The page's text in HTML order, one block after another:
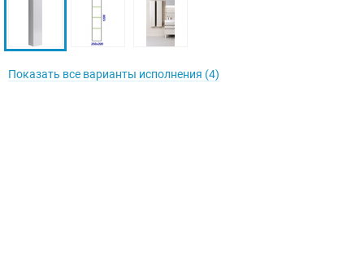
Показать все варианты исполнения (4)